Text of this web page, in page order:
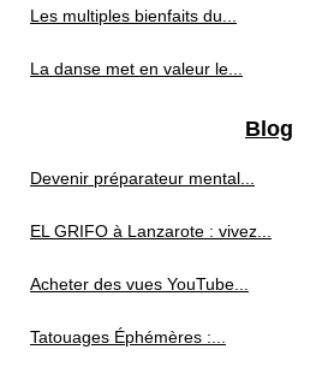
Les multiples bienfaits du...
La danse met en valeur le...
Blog
Devenir préparateur mental...
EL GRIFO à Lanzarote : vivez...
Acheter des vues YouTube...
Tatouages Éphémères :...